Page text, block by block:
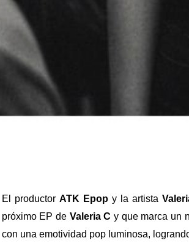
El productor ATK Epopy la artista
próximo EP de Valeria C y que marca un
con una emotividad pop luminosa,